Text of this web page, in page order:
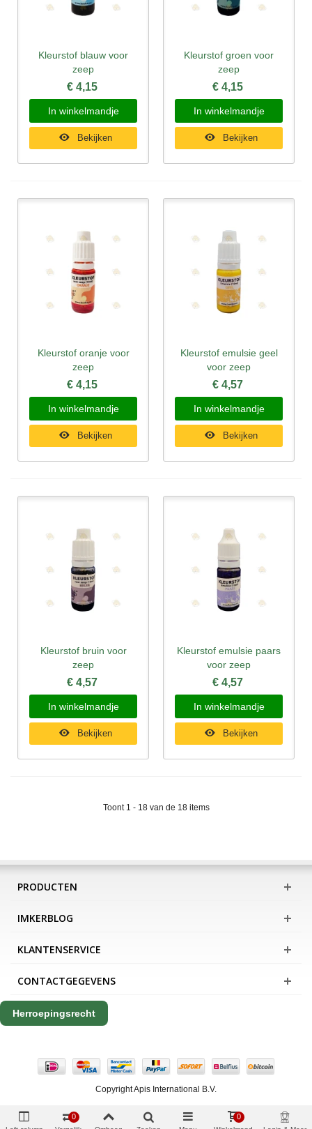
Kleurstof blauw voor
zeep
€ 4,15
In winkelmandje
Bekijken
Kleurstof groen voor
zeep
€ 4,15
In winkelmandje
Bekijken
Kleurstof oranje voor
zeep
€ 4,15
In winkelmandje
Bekijken
Kleurstof emulsie geel
voor zeep
€ 4,57
In winkelmandje
Bekijken
Kleurstof bruin voor
zeep
€ 4,57
In winkelmandje
Bekijken
Kleurstof emulsie paars
voor zeep
€ 4,57
In winkelmandje
Bekijken
Toont 1 - 18 van de 18 items
PRODUCTEN
IMKERBLOG
KLANTENSERVICE
CONTACTGEGEVENS
Herroepingsrecht
Copyright Apis International B.V.
0 0